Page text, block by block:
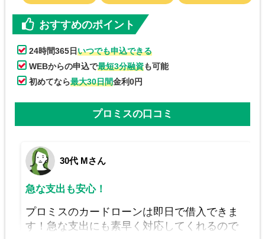
おすすめのポイント
24時間365日 いつでも申込できる
WEBからの申込で最短3分融資も可能
初めてなら最大30日間金利0円
プロミスの口コミ
30代 Mさん
急な支出も安心！
プロミスのカードローンは即日で借入できま
す！急な支出にも素早く対応してくれるので